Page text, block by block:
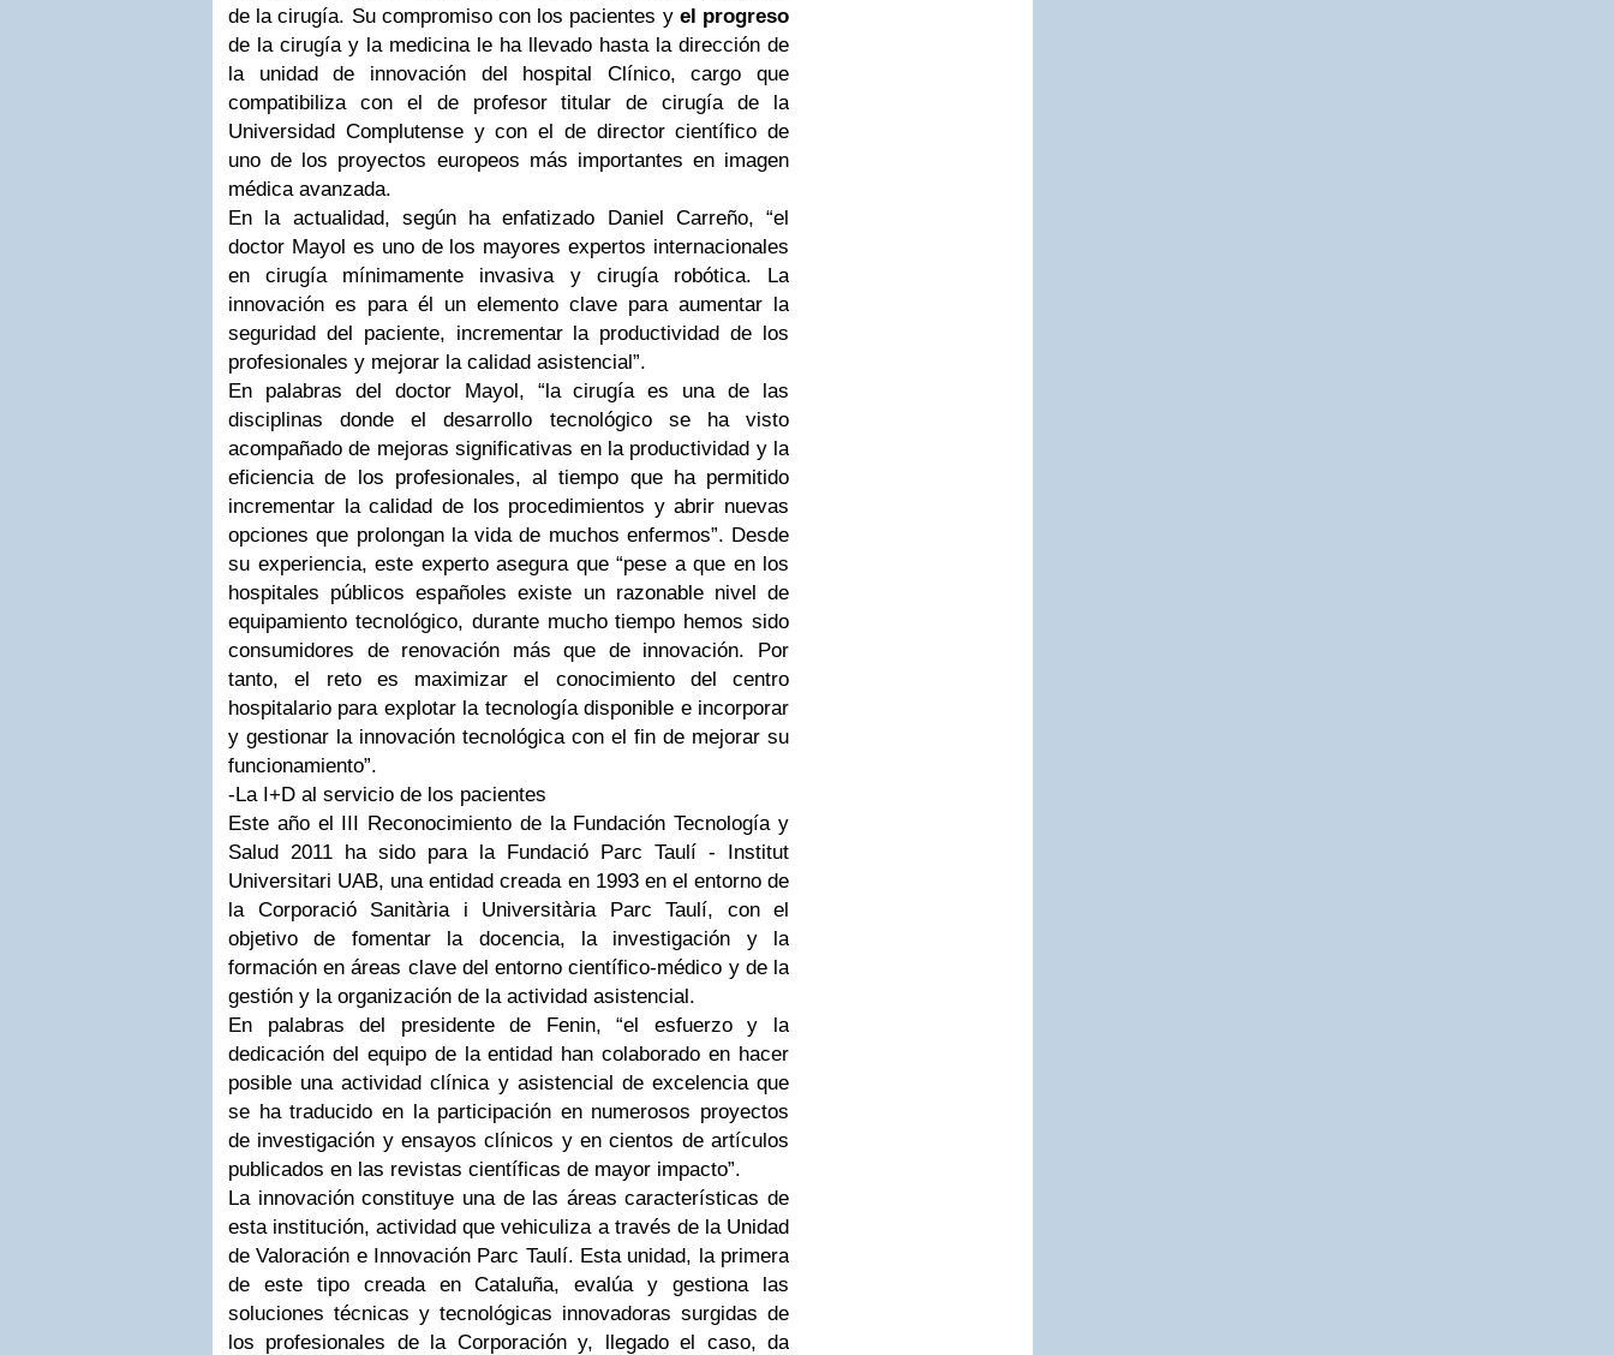
de la cirugía. Su compromiso con los pacientes y el progreso
de la cirugía y la medicina le ha llevado hasta la dirección de
la unidad de innovación del hospital Clínico, cargo que
compatibiliza con el de profesor titular de cirugía de la
Universidad Complutense y con el de director científico de
uno de los proyectos europeos más importantes en imagen
médica avanzada.
En la actualidad, según ha enfatizado Daniel Carreño, “el
doctor Mayol es uno de los mayores expertos internacionales
en cirugía mínimamente invasiva y cirugía robótica. La
innovación es para él un elemento clave para aumentar la
seguridad del paciente, incrementar la productividad de los
profesionales y mejorar la calidad asistencial”.
En palabras del doctor Mayol, “la cirugía es una de las
disciplinas donde el desarrollo tecnológico se ha visto
acompañado de mejoras significativas en la productividad y la
eficiencia de los profesionales, al tiempo que ha permitido
incrementar la calidad de los procedimientos y abrir nuevas
opciones que prolongan la vida de muchos enfermos”. Desde
su experiencia, este experto asegura que “pese a que en los
hospitales públicos españoles existe un razonable nivel de
equipamiento tecnológico, durante mucho tiempo hemos sido
consumidores de renovación más que de innovación. Por
tanto, el reto es maximizar el conocimiento del centro
hospitalario para explotar la tecnología disponible e incorporar
y gestionar la innovación tecnológica con el fin de mejorar su
funcionamiento”.
-La I+D al servicio de los pacientes
Este año el III Reconocimiento de la Fundación Tecnología y
Salud 2011 ha sido para la Fundació Parc Taulí - Institut
Universitari UAB, una entidad creada en 1993 en el entorno de
la Corporació Sanitària i Universitària Parc Taulí, con el
objetivo de fomentar la docencia, la investigación y la
formación en áreas clave del entorno científico-médico y de la
gestión y la organización de la actividad asistencial.
En palabras del presidente de Fenin, “el esfuerzo y la
dedicación del equipo de la entidad han colaborado en hacer
posible una actividad clínica y asistencial de excelencia que
se ha traducido en la participación en numerosos proyectos
de investigación y ensayos clínicos y en cientos de artículos
publicados en las revistas científicas de mayor impacto”.
La innovación constituye una de las áreas características de
esta institución, actividad que vehiculiza a través de la Unidad
de Valoración e Innovación Parc Taulí. Esta unidad, la primera
de este tipo creada en Cataluña, evalúa y gestiona las
soluciones técnicas y tecnológicas innovadoras surgidas de
los profesionales de la Corporación y, llegado el caso, da